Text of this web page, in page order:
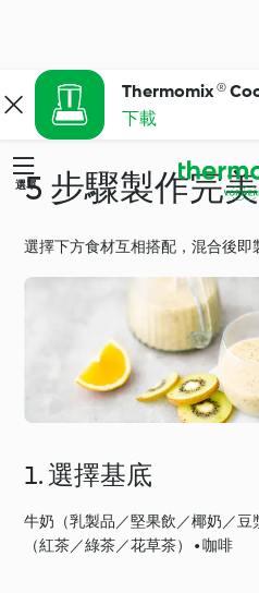
Thermomix ®
下載
選單5 步驟製作完
選擇下方食材互相搭配，混合後即
1. 選擇基底
牛奶（乳製品／堅果飲／椰奶／豆
（紅茶／綠茶／花草茶） • 咖啡